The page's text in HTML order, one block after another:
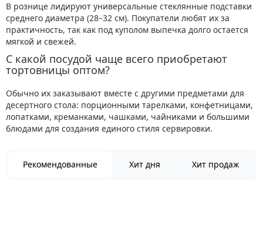
В рознице лидируют универсальные стеклянные подставки
среднего диаметра (28–32 см). Покупатели любят их за
практичность, так как под куполом выпечка долго остается
мягкой и свежей.
С какой посудой чаще всего приобретают
тортовницы оптом?
Обычно их заказывают вместе с другими предметами для
десертного стола: порционными тарелками, конфетницами,
лопатками, креманками, чашками, чайниками и большими
блюдами для создания единого стиля сервировки.
Рекомендованные Хит дня Хит продаж